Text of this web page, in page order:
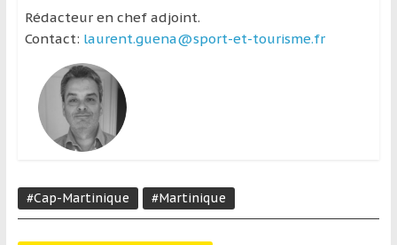
Rédacteur en chef adjoint.
Contact: laurent.guena@sport-et-tourisme.fr
#Cap-Martinique #Martinique